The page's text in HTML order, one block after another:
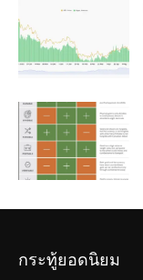
กระทู้ยอดนิยม